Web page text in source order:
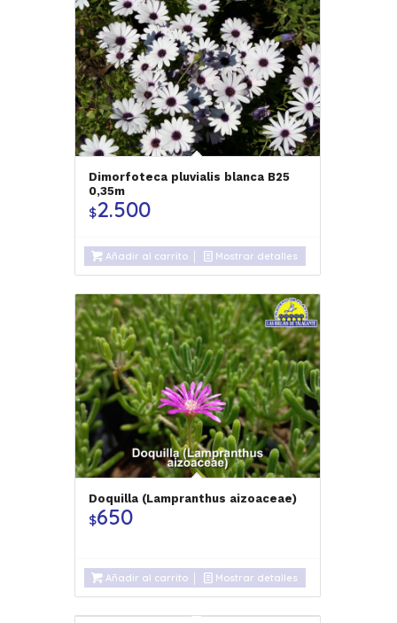
Dimorfoteca pluvialis blanca B25
0,35m
$2.500
Añadir al carrito Mostrar detalles
Doquilla (Lampranthus aizoaceae)
$650
Añadir al carrito Mostrar detalles